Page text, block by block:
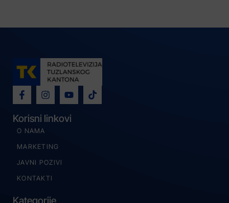
Korisni linkovi
O NAMA
MARKETING
JAVNI POZIVI
KONTAKTI
Kategorije